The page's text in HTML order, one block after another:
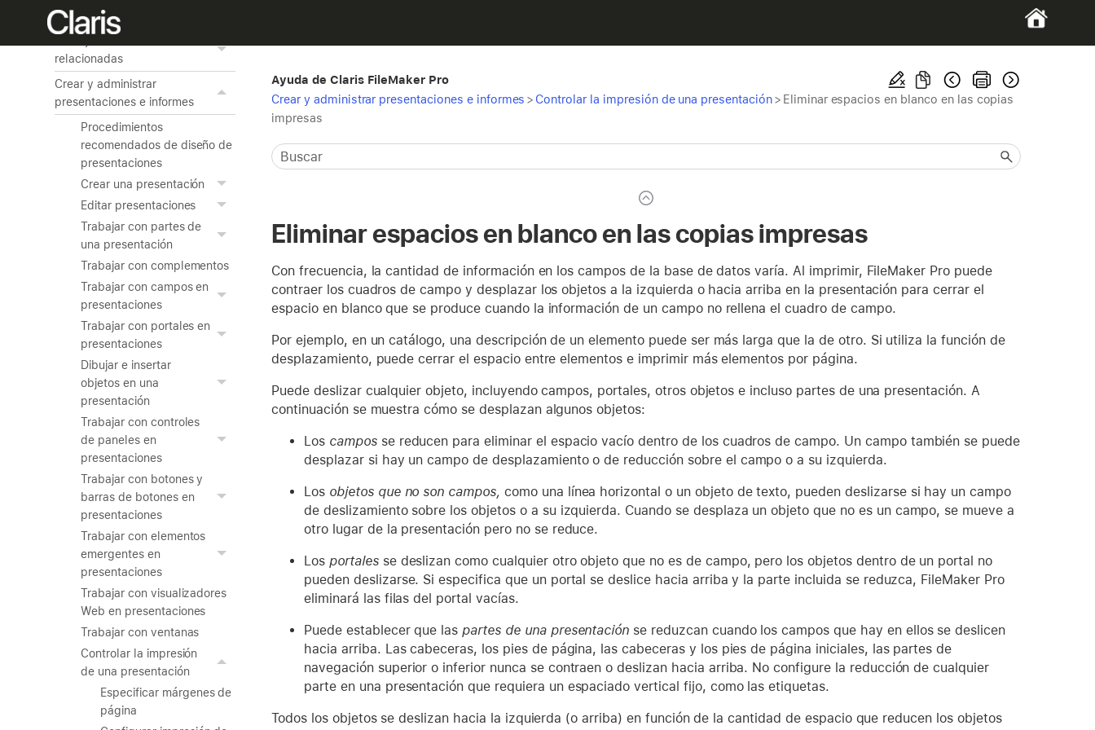
Crear una app personalizada
relacionadas
Crear y administrar
presentaciones e informes
Procedimientos
recomendados de diseño de
presentaciones
Crear una presentación
Editar presentaciones
Trabajar con partes de
una presentación
Trabajar con complementos
Trabajar con campos en
presentaciones
Trabajar con portales en
presentaciones
Dibujar e insertar
objetos en una
presentación
Trabajar con controles
de paneles en
presentaciones
Trabajar con botones y
barras de botones en
presentaciones
Trabajar con elementos
emergentes en
presentaciones
Trabajar con visualizadores
Web en presentaciones
Trabajar con ventanas
Controlar la impresión
de una presentación
Especificar márgenes de
página
Ayuda de Claris FileMaker Pro
Crear y administrar presentaciones e informes > Controlar la impresión de una presentación> Eliminar espacios en blanco en las copias
impresas
Eliminar espacios en blanco en las copias impresas
Con frecuencia, la cantidad de información en los campos de la base de datos varía. Al imprimir, FileMaker Pro puede
contraer los cuadros de campo y desplazar los objetos a la izquierda o hacia arriba en la presentación para cerrar el
espacio en blanco que se produce cuando la información de un campo no rellena el cuadro de campo.
Por ejemplo, en un catálogo, una descripción de un elemento puede ser más larga que la de otro. Si utiliza la función de
desplazamiento, puede cerrar el espacio entre elementos e imprimir más elementos por página.
Puede deslizar cualquier objeto, incluyendo campos, portales, otros objetos e incluso partes de una presentación. A
continuación se muestra cómo se desplazan algunos objetos:
Los camposse reducen para eliminar el espacio vacío dentro de los cuadros de campo. Un campo también se puede
desplazar si hay un campo de desplazamiento o de reducción sobre el campo o a su izquierda.
Los objetos que no son campos, como una línea horizontal o un objeto de texto, pueden deslizarse si hay un campo
de deslizamiento sobre los objetos o a su izquierda. Cuando se desplaza un objeto que no es un campo, se mueve a
otro lugar de la presentación pero no se reduce.
Los portalesse deslizan como cualquier otro objeto que no es de campo, pero los objetos dentro de un portal no
pueden deslizarse. Si especifica que un portal se deslice hacia arriba y la parte incluida se reduzca, FileMaker Pro
eliminará las filas del portal vacías.
Puede establecer que las partes de una presentación se reduzcan cuando los campos que hay en ellos se deslicen
hacia arriba. Las cabeceras, los pies de página, las cabeceras y los pies de página iniciales, las partes de
navegación superior o inferior nunca se contraen o deslizan hacia arriba. No configure la reducción de cualquier
parte en una presentación que requiera un espaciado vertical fijo, como las etiquetas.
Todos los objetos se deslizan hacia la izquierda (o arriba) en función de la cantidad de espacio que reducen los objetos